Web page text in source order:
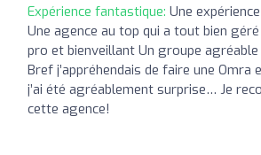
Expérience fantastique: Une
Une agence au top qui a tout bien
pro et bienveillant Un groupe
Bref j’appréhendais de faire une Omra
j’ai été agréablement surprise… Je
cette agence!